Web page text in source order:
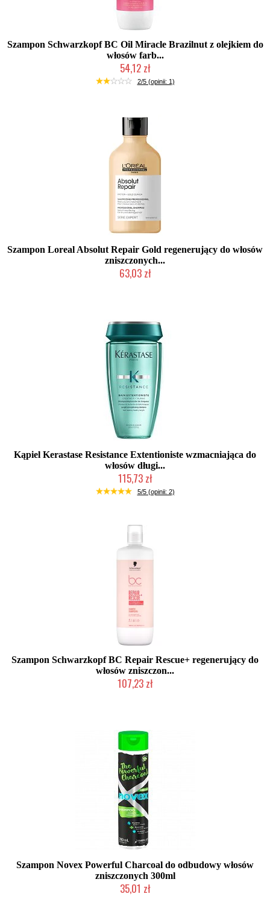
Szampon Schwarzkopf BC Oil Miracle Brazilnut z olejkiem do
włosów farb...
54,12 zł
Produkt wycofany
2/5 (opinii: 1)
Szampon Loreal Absolut Repair Gold regenerujący do włosów
zniszczonych...
63,03 zł
Kąpiel Kerastase Resistance Extentioniste wzmacniająca do
włosów długi...
115,73 zł
Duża ilość (wysyłka w 24h)
5/5 (opinii: 2)
Szampon Schwarzkopf BC Repair Rescue+ regenerujący do
włosów zniszczon...
107,23 zł
Szampon Novex Powerful Charcoal do odbudowy włosów
zniszczonych 300ml
35,01 zł